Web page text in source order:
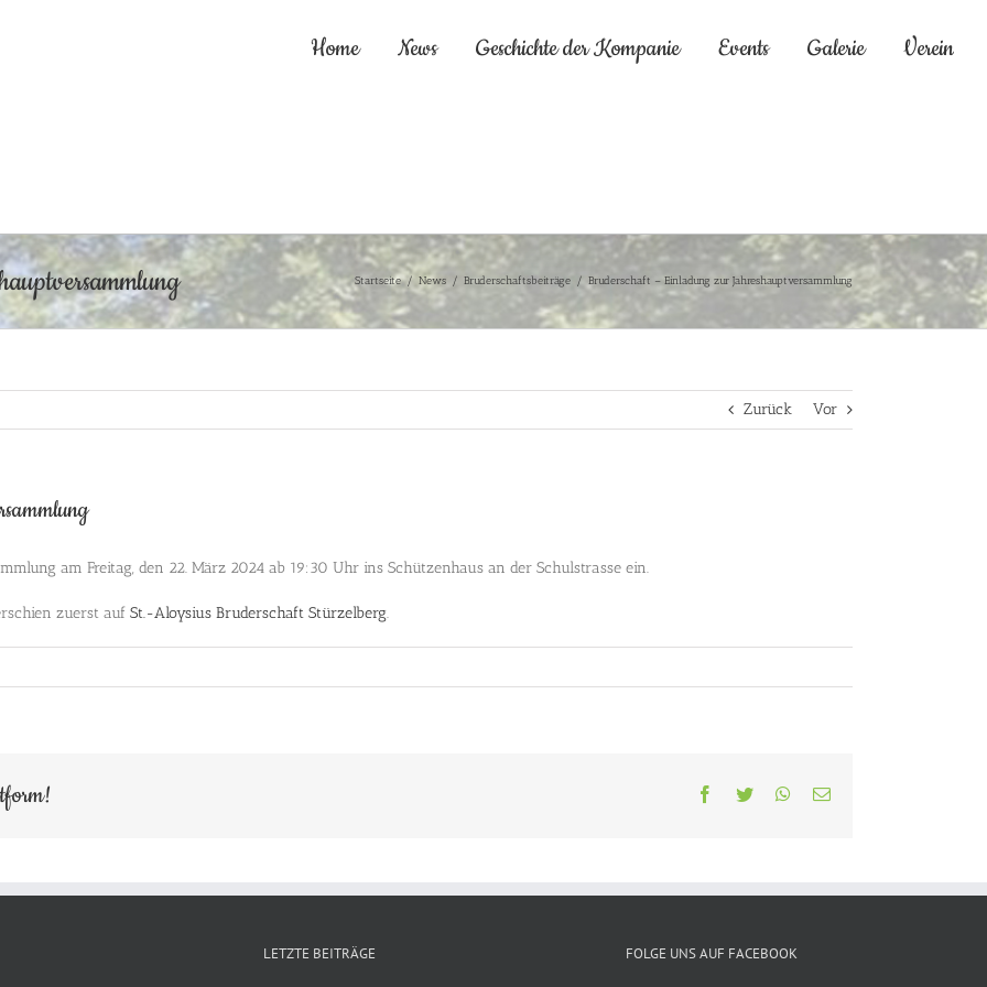
Home News Geschichte der Kompanie Events Galerie Verein
Startseite / News / Bruderschaftsbeiträge / Bruderschaft – Einladung zur Jahreshauptversammlung
Zurück Vor
am Freitag, den 22. März 2024 ab 19:30 Uhr ins Schützenhaus an der Schulstrasse ein.
zuerst auf St.-Aloysius Bruderschaft Stürzelberg.
Facebook
Twitter WhatsApp
E-
LETZTE BEITRÄGE FOLGE UNS AUF FACEBOOK